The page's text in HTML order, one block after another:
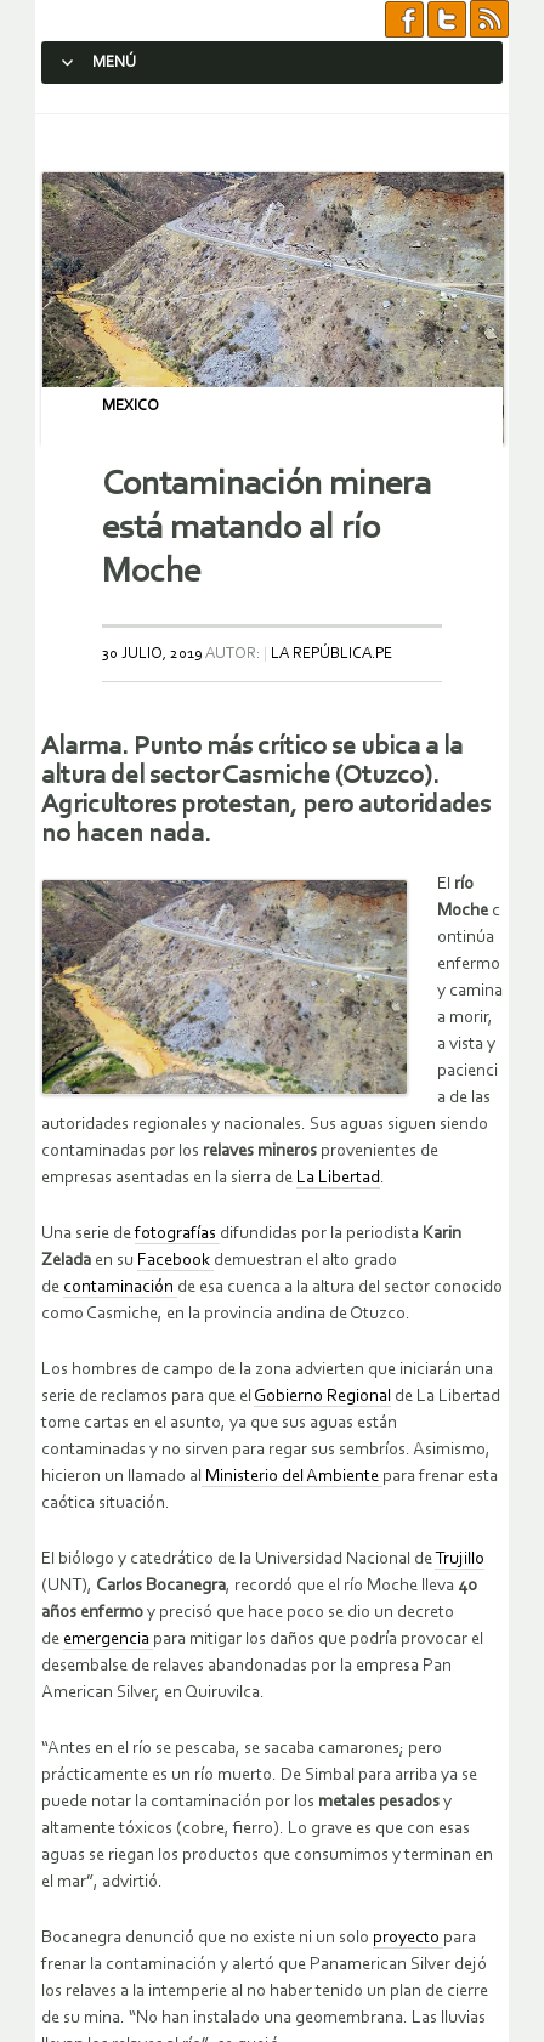
MENÚ
MEXICO
Contaminación minera
está matando al río
Moche
30 JULIO, 2019 AUTOR: LA REPÚBLICA.PE
Alarma. Punto más crítico se ubica a la
altura del sector Casmiche (Otuzco).
Agricultores protestan, pero autoridades
no hacen nada.
El río
Moche c
ontinúa
enfermo
y camina
a morir,
a vista y
pacienci
a de las
autoridades regionales y nacionales. Sus aguas siguen siendo
contaminadas por los relaves mineros provenientes de
empresas asentadas en la sierra de La Libertad.
Una serie defotografías difundidas por la periodista Karin
Zelada en su Facebook demuestran el alto grado
de contaminación de esa cuenca a la altura del sector conocido
como Casmiche, en la provincia andina de Otuzco.
Los hombres de campo de la zona advierten que iniciarán una
serie de reclamos para que el Gobierno Regional de La Libertad
tome cartas en el asunto, ya que sus aguas están
contaminadas y no sirven para regar sus sembríos. Asimismo,
hicieron un llamado al Ministerio del Ambiente para frenar esta
caótica situación.
El biólogo y catedrático de la Universidad Nacional deTrujillo
(UNT), Carlos Bocanegra, recordó que el río Moche lleva 40
años enfermo y precisó que hace poco se dio un decreto
de emergencia para mitigar los daños que podría provocar el
desembalse de relaves abandonadas por la empresa Pan
American Silver, en Quiruvilca.
“Antes en el río se pescaba, se sacaba camarones; pero
prácticamente es un río muerto. De Simbal para arriba ya se
puede notar la contaminación por los metales pesados y
altamente tóxicos (cobre, fierro). Lo grave es que con esas
aguas se riegan los productos que consumimos y terminan en
el mar”, advirtió.
Bocanegra denunció que no existe ni un solo proyecto para
frenar la contaminación y alertó que Panamerican Silver dejó
los relaves a la intemperie al no haber tenido un plan de cierre
de su mina. “No han instalado una geomembrana. Las lluvias